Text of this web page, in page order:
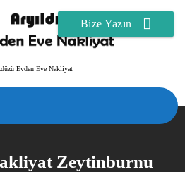
Evden Eve Nakliyat
Zeytinburnu
Bize Yazın